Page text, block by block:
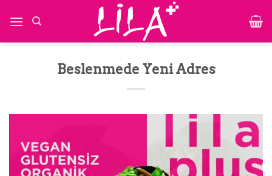
atla
Beslenmede Yeni Adres